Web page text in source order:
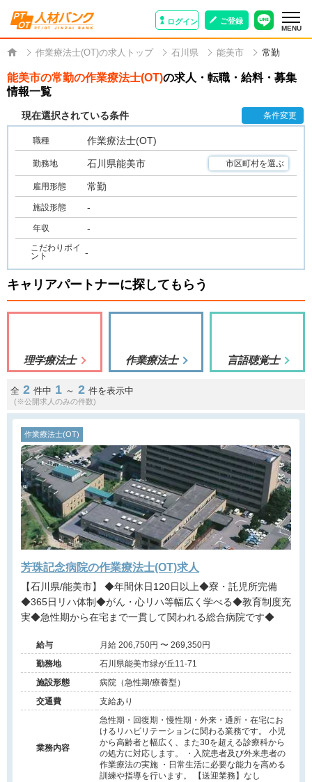
ログイン ご登録
MENU
作業療法士(OT)の求人トップ 石川県 能美市 常勤
能美市の常勤の作業療法士(OT)の求人・転職・給料・募集
情報一覧
現在選択されている条件 条件変更
職種 作業療法士(OT)
勤務地 石川県能美市 市区町村を選ぶ
雇用形態 常勤
施設形態 -
年収 -
こだわりポイ
ント
-
キャリアパートナーに探してもらう
理学療法士 作業療法士 言語聴覚士
全 2 件中 1 ～ 2 件を表示中
(※公開求人のみの件数)
作業療法士(OT)
芳珠記念病院の作業療法士(OT)求人
【石川県/能美市】 ◆年間休日120日以上◆寮・託児所完備
◆365日リハ体制◆がん・心リハ等幅広く学べる◆教育制度充
実◆急性期から在宅まで一貫して関われる総合病院です◆
給与
月給 206,750円 〜 269,350円
勤務地
石川県能美市緑が丘11-71
施設形態
病院（急性期/療養型）
交通費
支給あり
業務内容
急性期・回復期・慢性期・外来・通所・在宅にお
けるリハビリテーションに関わる業務です。 小児
から高齢者と幅広く、また30を超える診療科から
の処方に対応します。 ・入院患者及び外来患者の
作業療法の実施 ・日常生活に必要な能力を高める
訓練や指導を行います。 【送迎業務】なし